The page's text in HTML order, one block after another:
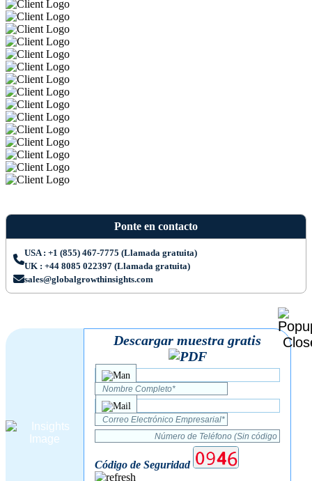
Ponte en contacto
USA : +1 (855) 467-7775 (Llamada gratuita)
UK : +44 8085 022397 (Llamada gratuita)
sales@globalgrowthinsights.com
Descargar muestra gratis
Código de Seguridad